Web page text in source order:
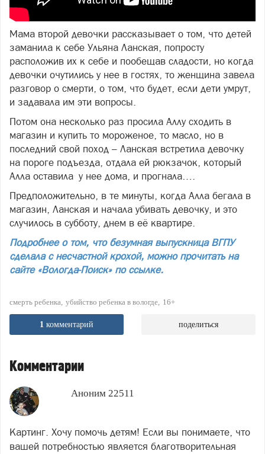
Мама второй девочки рассказывает о том, что детей
заманила к себе Ульяна Ланская, попросту
расположив их к себе и пообещав сладости, но когда
девочки очутились у нее в гостях, то женщина завела
разговор о смерти, о том, что будет, если дети умрут,
и задавала им эти вопросы.
Потом она несколько раз просила Аллу сходить в
магазин и купить то мороженое, то масло, но в
последний свой поход – Ланская встретила девочку
на пороге подъезда, отдала ей рюкзачок, который
Алла оставила у нее дома, и прогнала….
Предположительно, в те минуты, когда Алла бегала в
магазин, Ланская и начала убивать девочку, и это
случилось в субботу, днем в её квартире.
Подробнее о том, что безумная выпускница ВГПУ
сделала с несчастной крохой, можно прочитать на
сайте «Вологда-Поиск» по ссылке.
смерть ребенка убийство ребенка в вологде 16+
1 комментарий поделиться
Комментарии
Аноним 22511
Картинг. Хочу помочь детям! Если вы понимаете, что
вашей потребностью является благотворительная